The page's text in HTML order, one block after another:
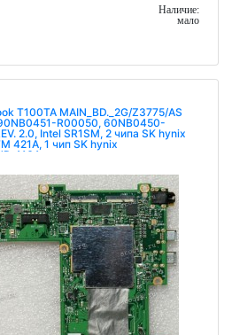
Наличие:
мало
T100TA MAIN_BD._2G/Z3775/AS
R00050, 60NB0450-
2.0, Intel SR1SM, 2 чипа SK hynix
421A, 1 чип SK hynix
416A